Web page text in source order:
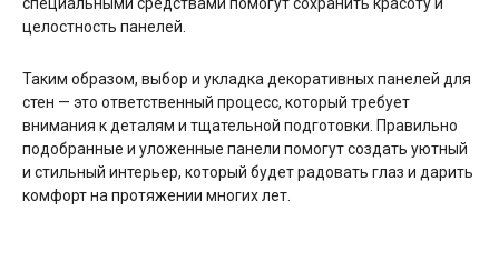
целостность панелей.
Таким образом, выбор и укладка декоративных панелей для
стен — это ответственный процесс, который требует
внимания к деталям и тщательной подготовки. Правильно
подобранные и уложенные панели помогут создать уютный
и стильный интерьер, который будет радовать глаз и дарить
комфорт на протяжении многих лет.